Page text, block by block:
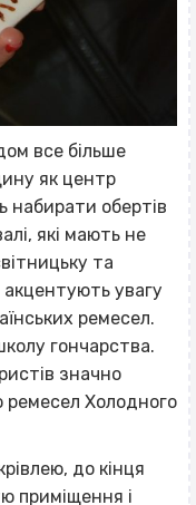
все більше
як центр
набирати обертів
які мають не
та
увагу
ремесел.
гончарства.
значно
ремесел Холодного
до кінця
приміщення і